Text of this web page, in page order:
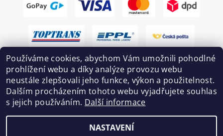
Vytvořil Shoptet
Používáme cookies, abychom Vám umožnili pohodlné
prohlížení webu a díky analýze provozu webu
neustále zlepšovali jeho funkce, výkon a použitelnost.
Dalším procházením tohoto webu vyjadřujete souhlas
s jejich používáním. Další informace
NASTAVENÍ